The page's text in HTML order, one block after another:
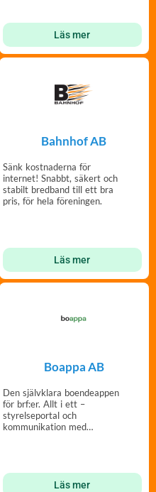
Läs mer
Bahnhof AB
Sänk kostnaderna för
internet! Snabbt, säkert och
stabilt bredband till ett bra
pris, för hela föreningen.
Läs mer
Boappa AB
Den självklara boendeappen
för brf:er. Allt i ett –
styrelseportal och
kommunikation med
Läs mer